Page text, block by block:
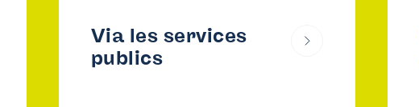
Via les services
publics